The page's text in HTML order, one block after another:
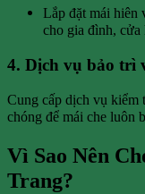
Lắp đặt mái hiên
cho gia đình, cửa
4. Dịch vụ bảo trì
Cung cấp dịch vụ kiểm
chóng để mái che luôn
Vì Sao Nên
Trang?